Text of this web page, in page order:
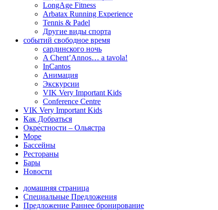
LongAge Fitness
Arbatax Running Experience
Tennis & Padel
Другие виды спорта
событий свободное время
сардинского ночь
A Chent’Annos… a tavola!
InCantos
Анимация
Экскурсии
VIK Very Important Kids
Conference Centre
VIK Very Important Kids
Как Добраться
Oкре́стности – Ольястра
Море
Бассейны
Рестораны
Бары
Новости
домашняя страница
Специальные Предложения
Предложение Раннее бронирование